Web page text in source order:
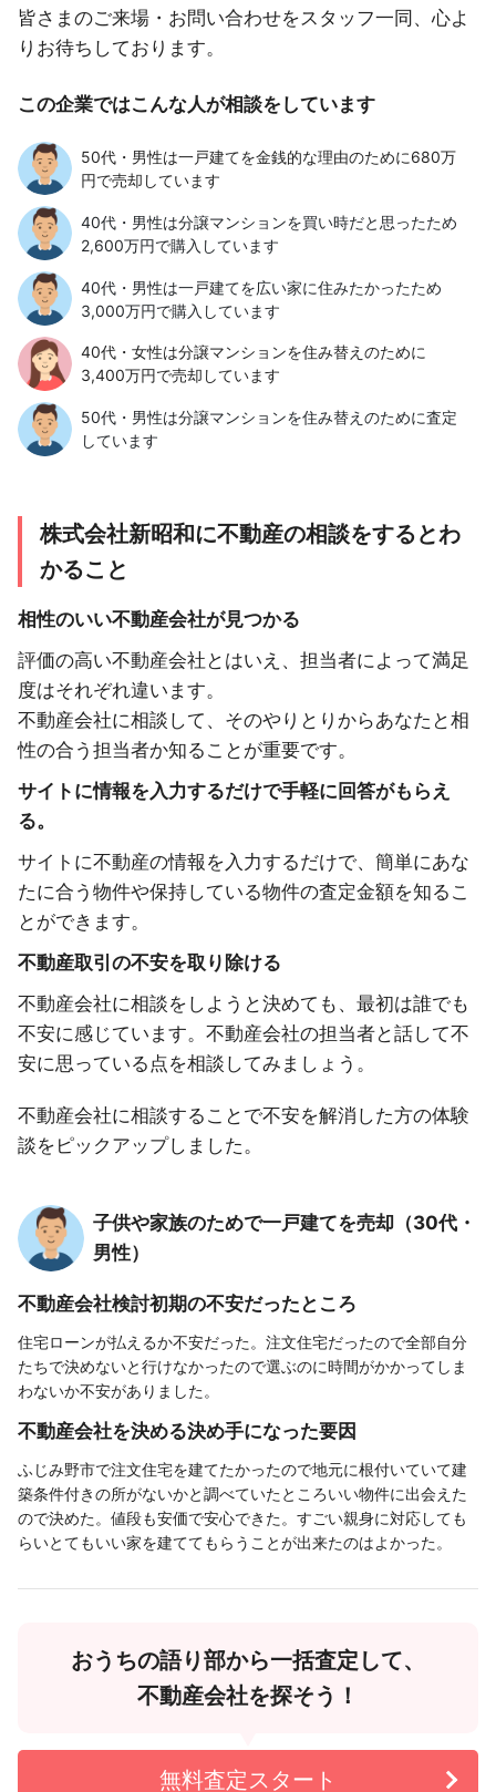
皆さまのご来場・お問い合わせをスタッフ一同、心よ
りお待ちしております。
この企業ではこんな人が相談をしています
50代・男性は一戸建てを金銭的な理由のために680万
円で売却しています
40代・男性は分譲マンションを買い時だと思ったため
2,600万円で購入しています
40代・男性は一戸建てを広い家に住みたかったため
3,000万円で購入しています
40代・女性は分譲マンションを住み替えのために
3,400万円で売却しています
50代・男性は分譲マンションを住み替えのために査定
しています
株式会社新昭和に不動産の相談をするとわ
かること
相性のいい不動産会社が見つかる
評価の高い不動産会社とはいえ、担当者によって満足
度はそれぞれ違います。
不動産会社に相談して、そのやりとりからあなたと相
性の合う担当者か知ることが重要です。
サイトに情報を入力するだけで手軽に回答がもらえ
る。
サイトに不動産の情報を入力するだけで、簡単にあな
たに合う物件や保持している物件の査定金額を知るこ
とができます。
不動産取引の不安を取り除ける
不動産会社に相談をしようと決めても、最初は誰でも
不安に感じています。不動産会社の担当者と話して不
安に思っている点を相談してみましょう。
不動産会社に相談することで不安を解消した方の体験
談をピックアップしました。
子供や家族のためで一戸建てを売却（30代・
男性）
不動産会社検討初期の不安だったところ
住宅ローンが払えるか不安だった。注文住宅だったので全部自分
たちで決めないと行けなかったので選ぶのに時間がかかってしま
わないか不安がありました。
不動産会社を決める決め手になった要因
ふじみ野市で注文住宅を建てたかったので地元に根付いていて建
築条件付きの所がないかと調べていたところいい物件に出会えた
ので決めた。値段も安価で安心できた。すごい親身に対応しても
らいとてもいい家を建ててもらうことが出来たのはよかった。
おうちの語り部から一括査定して、
不動産会社を探そう！
無料査定スタート